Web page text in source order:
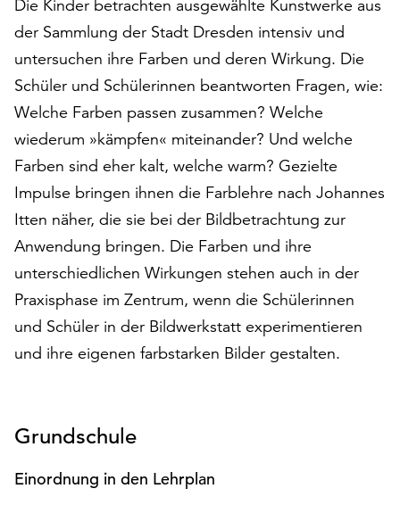
genutzt
werden.
Klicken
Sie
auf
„Alle
akzeptieren“,
um
alle
Cookies
akzeptieren.
Sie
können
Einverständnis
jederzeit
Dafür
Ihnen
Die Kinder betrachten ausgewählte Kunstwerke aus
der Sammlung der Stadt Dresden intensiv und
untersuchen ihre Farben und deren Wirkung. Die
Schüler und Schülerinnen beantworten Fragen, wie:
Welche Farben passen zusammen? Welche
wiederum »kämpfen« miteinander? Und welche
Farben sind eher kalt, welche warm? Gezielte
Impulse bringen ihnen die Farblehre nach Johannes
Itten näher, die sie bei der Bildbetrachtung zur
Anwendung bringen. Die Farben und ihre
unterschiedlichen Wirkungen stehen auch in der
Praxisphase im Zentrum, wenn die Schülerinnen
und Schüler in der Bildwerkstatt experimentieren
und ihre eigenen farbstarken Bilder gestalten.
Grundschule
Einordnung in den Lehrplan